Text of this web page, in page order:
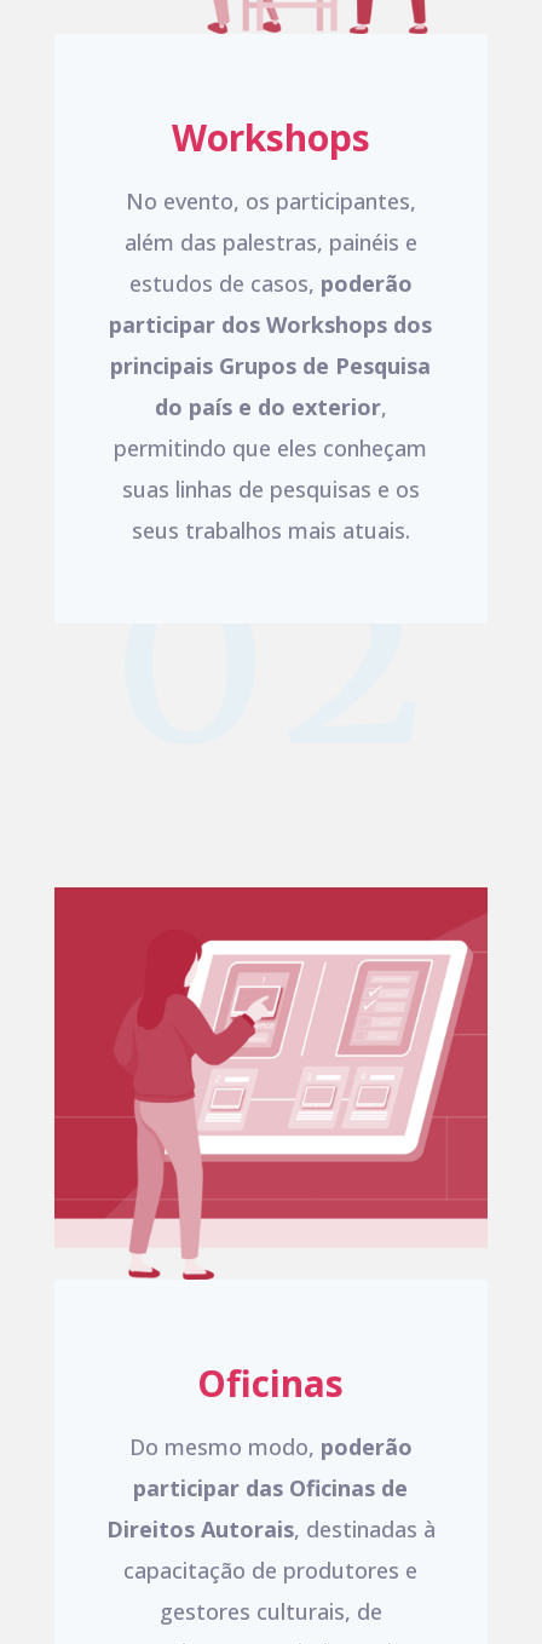
Workshops
No evento, os participantes,
além das palestras, painéis e
estudos de casos, poderão
participar dos Workshops dos
principais Grupos de Pesquisa
do país e do exterior,
permitindo que eles conheçam
suas linhas de pesquisas e os
seus trabalhos mais atuais.
Oficinas
Do mesmo modo, poderão
participar das Oficinas de
Direitos Autorais, destinadas à
capacitação de produtores e
gestores culturais, de